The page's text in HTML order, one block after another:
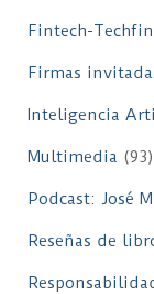
Fintech-Techfin
Firmas
Inteligencia
Multimedia (93)
Podcast: José
Reseñas de